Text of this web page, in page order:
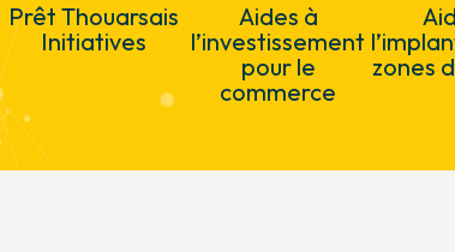
Prêt Thouarsais
Initiatives
Aides à
l’investissement
pour le
commerce
zones